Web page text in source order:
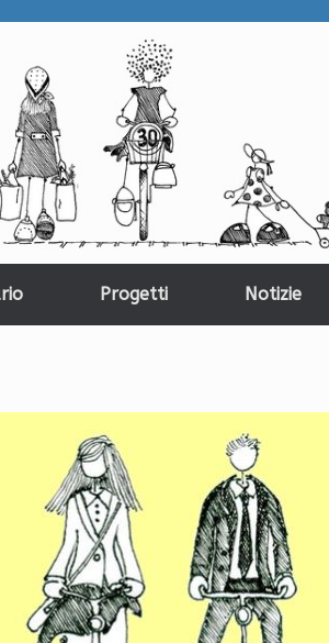
Progetti Notizie